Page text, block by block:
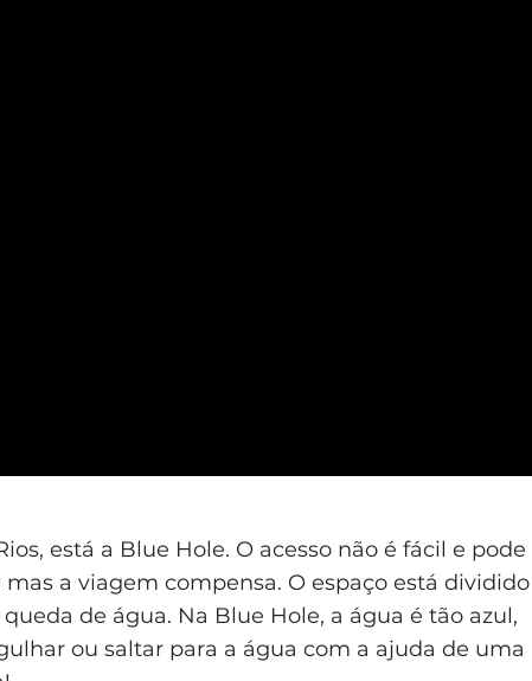
está a Blue Hole. O acesso não é fácil e pode
a viagem compensa. O espaço está dividido
de água. Na Blue Hole, a água é tão azul,
ou saltar para a água com a ajuda de uma